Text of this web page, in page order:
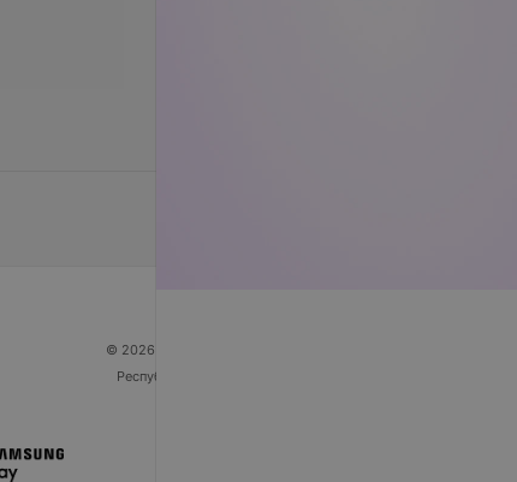
© 2026 ООО «Артокс Лаб», УНП 191700409
Республика Беларусь, г. Минск, улица Толбухина, 2,